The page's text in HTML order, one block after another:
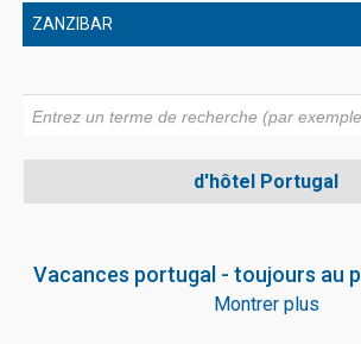
ZANZIBAR
d'hôtel Portugal
Vacances portugal - toujours au
Voyage portugal au prix le plus bas. ☀ 7
Montrer plus